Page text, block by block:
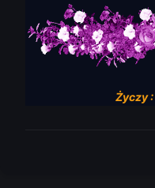
Życzy :